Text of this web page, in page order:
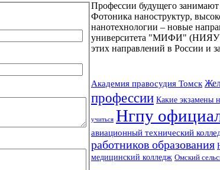
Профессии будущего
Фотоника наноструктур,
нанотехнологии – новые
университета "МИФИ" (НИЯУ
этих направлений в России и
Академия правосудия Томск
профессии Какие экзамены
учиться Нгпу
авиационный технический
работников образования
медицинский колледж Омский